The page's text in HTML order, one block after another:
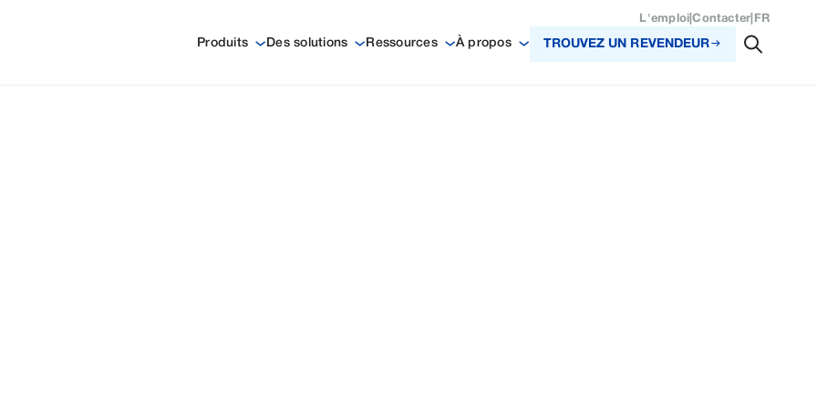
L'emploi |Contacter FR
Produits Des solutions Ressources À propos TROUVEZ UN REVENDEUR